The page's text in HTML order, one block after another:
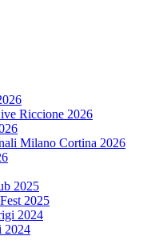
Riccione 2026
Milano Cortina 2026
2025
2025
2024
2024